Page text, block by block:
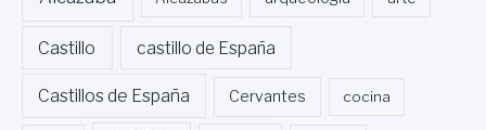
Castillo castillo de España
Castillos de España Cervantes cocina